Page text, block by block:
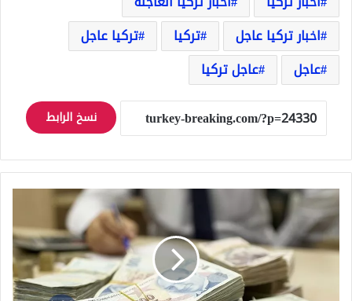
اخبار تركيا عاجل
تركيا
تركيا عاجل
عاجل
عاجل تركيا
نسخ الرابط
عاجل
سعر
صرف
الليرة